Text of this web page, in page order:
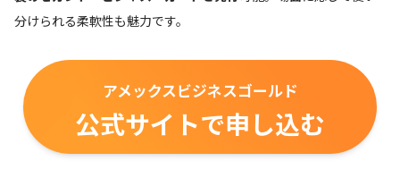
分けられる柔軟性も魅力です。
アメックスビジネスゴールド
公式サイトで申し込む